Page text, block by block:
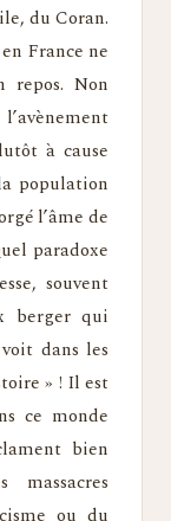
du Coran.
France ne
repos. Non
à cause
population
l’âme de
paradoxe
souvent
berger qui
dans les
» ! Il est
ce monde
bien
ou du